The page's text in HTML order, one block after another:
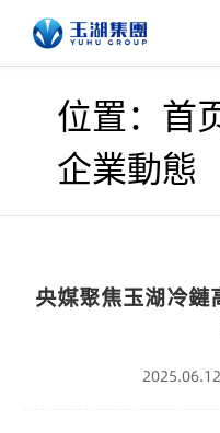
位置：首
企業動態
央媒聚焦玉湖冷鏈
2025.06.12